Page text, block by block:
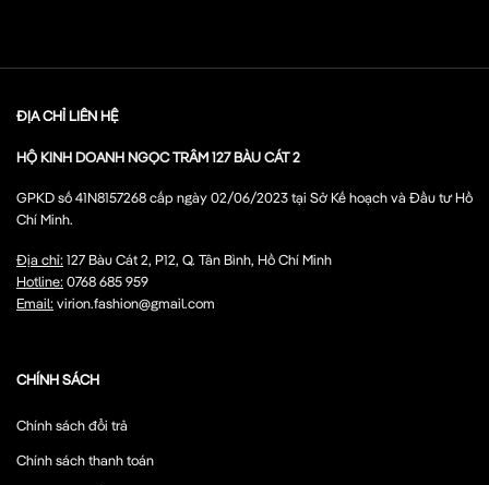
ĐỊA CHỈ LIÊN HỆ
HỘ KINH DOANH NGỌC TRÂM 127 BÀU CÁT 2
GPKD số 41N8157268 cấp ngày 02/06/2023 tại Sở Kế hoạch và Đầu tư Hồ
Chí Minh.
Địa chỉ:127 Bàu Cát 2, P12, Q. Tân Bình, Hồ Chí Minh
Hotline:0768 685 959
Email:virion.fashion@gmail.com
CHÍNH SÁCH
Chính sách đổi trả
Chính sách thanh toán